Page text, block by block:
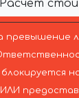
Расчёт
превышение
блокируется